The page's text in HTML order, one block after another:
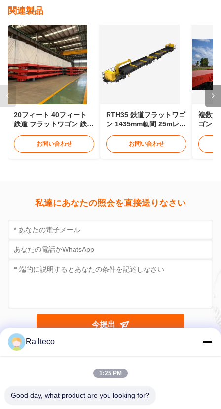
関連製品
20フィート 40フィート
鉄道 フラットワゴン 鉄道
お問い合わせ
RTH35 鉄道フラットワゴ
ン 1435mm軌間 25mレー
お問い合わせ
複数貨
ゴン
私達にあなたの照会を直接送りなさい
今提出
Railteco
1:25 PM
Good day, what product are you looking for?